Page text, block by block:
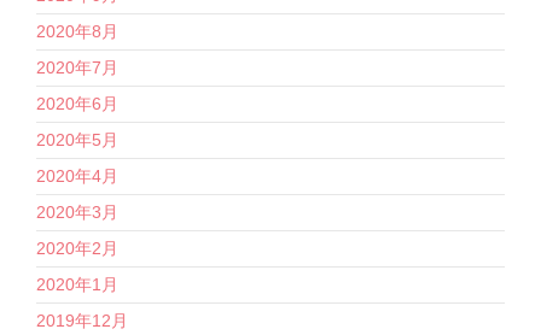
2020年8月
2020年7月
2020年6月
2020年5月
2020年4月
2020年3月
2020年2月
2020年1月
2019年12月